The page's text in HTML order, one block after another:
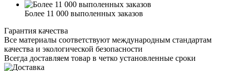
Более 11 000 выполенных заказов
Гарантия качества
Все материалы соответствуют международным стандартам
качества и экологической безопасности
Всегда доставляем товар в четко установленные сроки